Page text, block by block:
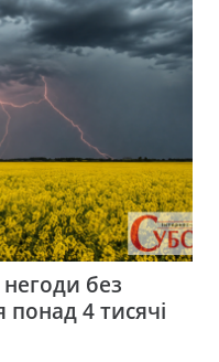
без
4 тисячі